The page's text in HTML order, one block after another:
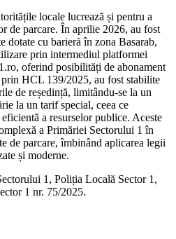
locale lucrează și pentru a
de parcare. În aprilie 2026, au fost
dotate cu barieră în zona Basarab,
prin intermediul platformei
oferind posibilități de abonament
HCL 139/2025, au fost stabilite
de reședință, limitându-se la un
la un tarif special, ceea ce
a resurselor publice. Aceste
a Primăriei Sectorului 1 în
de parcare, îmbinând aplicarea legii
și moderne.
1, Poliția Locală Sector 1,
1 nr. 75/2025.